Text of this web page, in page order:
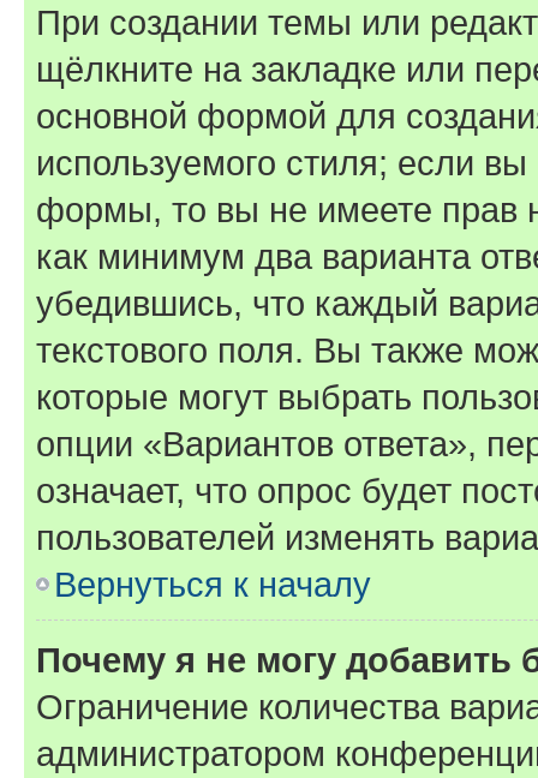
При создании темы или
щёлкните на закладке или
основной формой для
используемого стиля; если
формы, то вы не имеете прав
как минимум два варианта
убедившись, что каждый
текстового поля. Вы также
которые могут выбрать
опции «Вариантов ответа»,
означает, что опрос будет
пользователей изменять
Вернуться к началу
Почему я не могу добавить
Ограничение количества
администратором